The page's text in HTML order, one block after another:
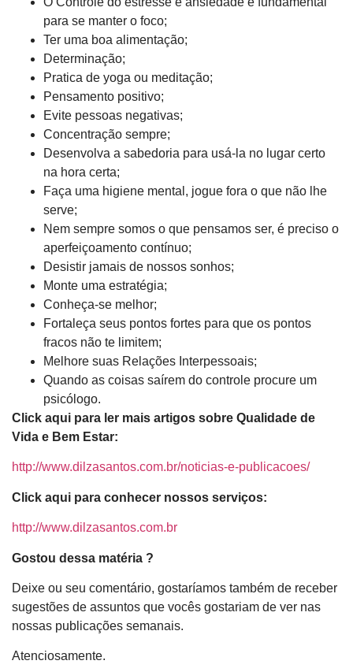
para se manter o foco;
Ter uma boa alimentação;
Determinação;
Pratica de yoga ou meditação;
Pensamento positivo;
Evite pessoas negativas;
Concentração sempre;
Desenvolva a sabedoria para usá-la no lugar certo
na hora certa;
Faça uma higiene mental, jogue fora o que não lhe
serve;
Nem sempre somos o que pensamos ser, é preciso o
aperfeiçoamento contínuo;
Desistir jamais de nossos sonhos;
Monte uma estratégia;
Conheça-se melhor;
Fortaleça seus pontos fortes para que os pontos
fracos não te limitem;
Melhore suas Relações Interpessoais;
Quando as coisas saírem do controle procure um
psicólogo.
Click aqui para ler mais artigos sobre Qualidade de
Vida e Bem Estar:
http://www.dilzasantos.com.br/noticias-e-publicacoes/
Click aqui para conhecer nossos serviços:
http://www.dilzasantos.com.br
Gostou dessa matéria ?
Deixe ou seu comentário, gostaríamos também de receber
sugestões de assuntos que vocês gostariam de ver nas
nossas publicações semanais.
Atenciosamente.